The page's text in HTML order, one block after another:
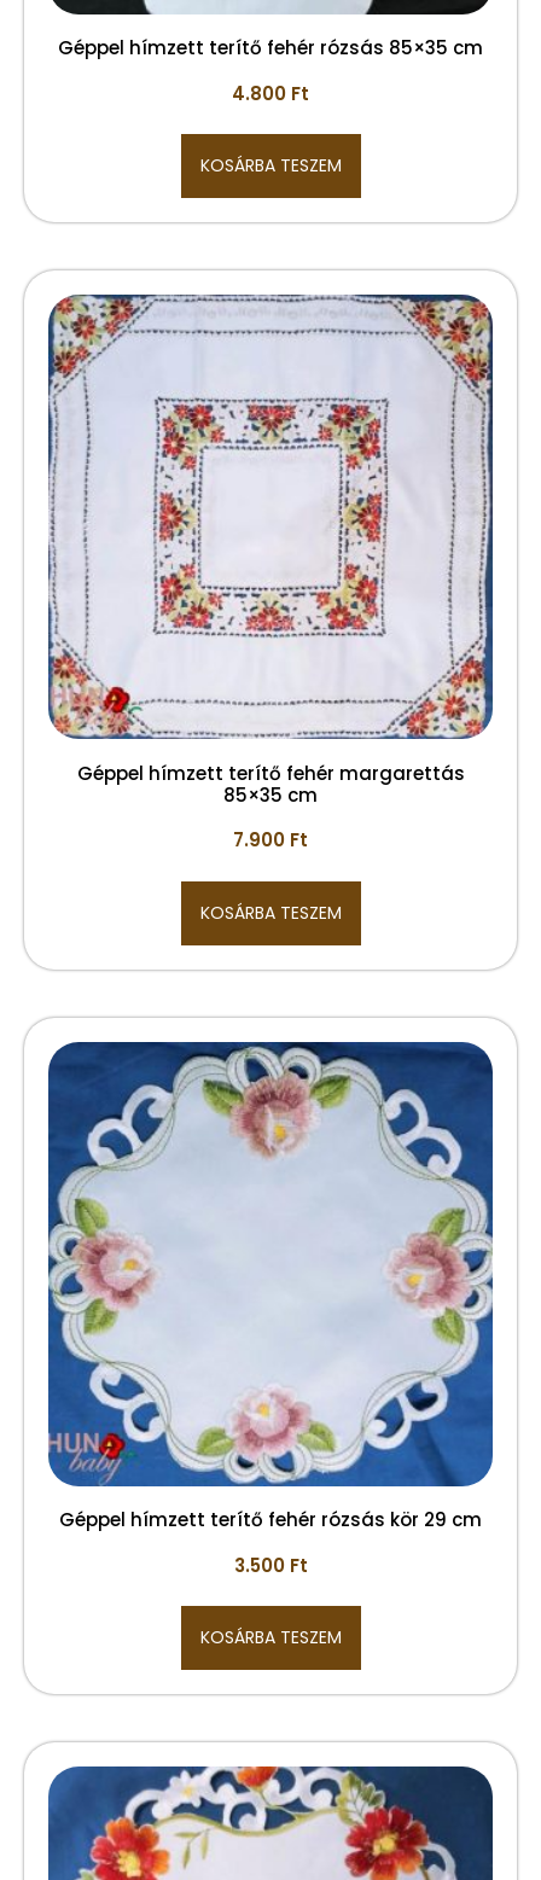
Géppel hímzett terítő fehér rózsás 85×35 cm
4.800 Ft
KOSÁRBA TESZEM
Géppel hímzett terítő fehér margarettás
85×35 cm
7.900 Ft
KOSÁRBA TESZEM
Géppel hímzett terítő fehér rózsás kör 29 cm
3.500 Ft
KOSÁRBA TESZEM